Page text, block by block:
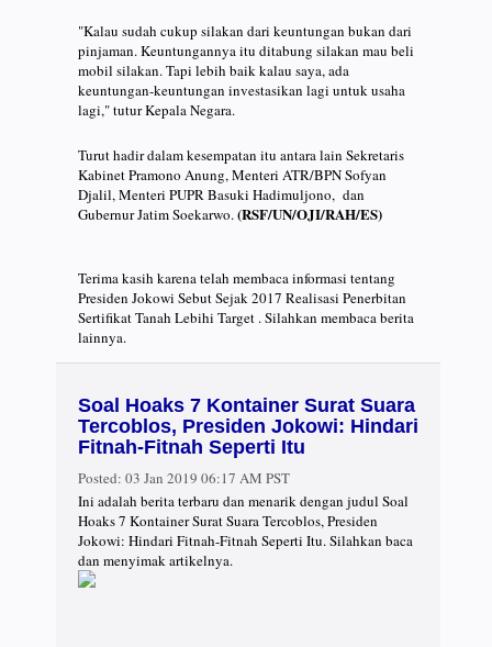
"Kalau sudah cukup silakan dari keuntungan bukan dari
pinjaman. Keuntungannya itu ditabung silakan mau beli
mobil silakan. Tapi lebih baik kalau saya, ada
keuntungan-keuntungan investasikan lagi untuk usaha
lagi," tutur Kepala Negara.
Turut hadir dalam kesempatan itu antara lain Sekretaris
Kabinet Pramono Anung, Menteri ATR/BPN Sofyan
Djalil, Menteri PUPR Basuki Hadimuljono, dan
Gubernur Jatim Soekarwo. (RSF/UN/OJI/RAH/ES)
Terima kasih karena telah membaca informasi tentang
Presiden Jokowi Sebut Sejak 2017 Realisasi Penerbitan
Sertifikat Tanah Lebihi Target . Silahkan membaca berita
lainnya.
Soal Hoaks 7 Kontainer Surat Suara
Tercoblos, Presiden Jokowi: Hindari
Fitnah-Fitnah Seperti Itu
Posted: 03 Jan 2019 06:17 AM PST
Ini adalah berita terbaru dan menarik dengan judul Soal
Hoaks 7 Kontainer Surat Suara Tercoblos, Presiden
Jokowi: Hindari Fitnah-Fitnah Seperti Itu. Silahkan baca
dan menyimak artikelnya.